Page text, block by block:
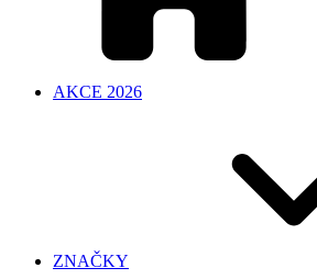
AKCE 2026
ZNAČKY